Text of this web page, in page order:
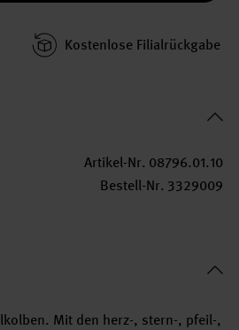
Kosten­lose Filial­rückgabe
Artikel-Nr. 08796.01.10
Bestell-Nr. 3329009
Mit den herz-, stern-, pfeil-,